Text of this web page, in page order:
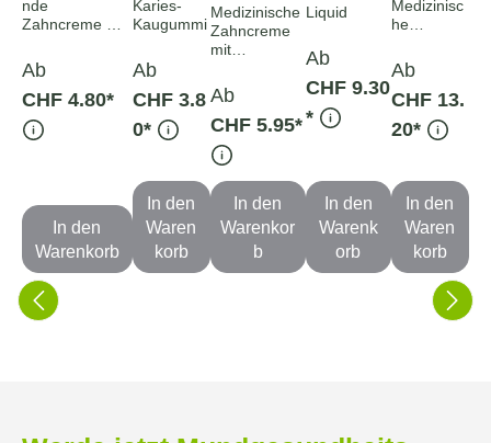
nde
Zahncreme mit
Zahnschmelz
Ab
CHF 4.80*
In den
Warenkorb
Karies-
Kaugummi
Ab
CHF 3.8
0*
In den
Waren
korb
Medizinische
Zahncreme
mit
Wirkung
Ab
CHF 5.95*
In den
Warenkor
b
Liquid
Ab
CHF 9.30
*
In den
Warenk
orb
Medizinisc
he
atur-Paste
Ab
CHF 13.
20*
In den
Waren
korb